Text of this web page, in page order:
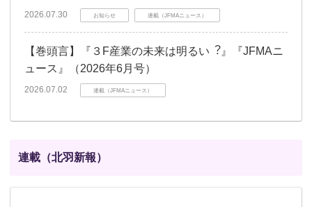
2026.07.30 お知らせ 連載（JFMAニュース）
【巻頭言】『３F産業の未来は明るい︖』『JFMAニ
ュース』（2026年6月号）
2026.07.02 連載（JFMAニュース）
連載（北羽新報）